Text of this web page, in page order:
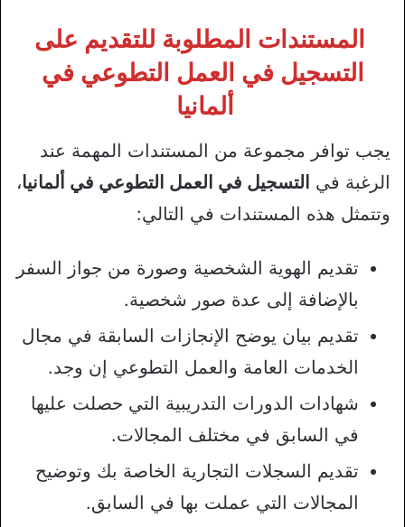
المستندات المطلوبة للتقديم على
التسجيل في العمل التطوعي في
ألمانيا
يجب توافر مجموعة من المستندات المهمة عند
الرغبة في التسجيل في العمل التطوعي في ألمانيا،
وتتمثل هذه المستندات في التالي:
تقديم الهوية الشخصية وصورة من جواز السفر
بالإضافة إلى عدة صور شخصية.
تقديم بيان يوضح الإنجازات السابقة في مجال
الخدمات العامة والعمل التطوعي إن وجد.
شهادات الدورات التدريبية التي حصلت عليها
في السابق في مختلف المجالات.
تقديم السجلات التجارية الخاصة بك وتوضيح
المجالات التي عملت بها في السابق.